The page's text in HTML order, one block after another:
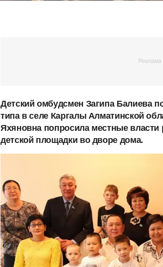
Детский омбудсмен Загипа Балиева
типа в селе Каргалы Алматинской
Яхяновна попросила местные власти
детской площадки во дворе дома.